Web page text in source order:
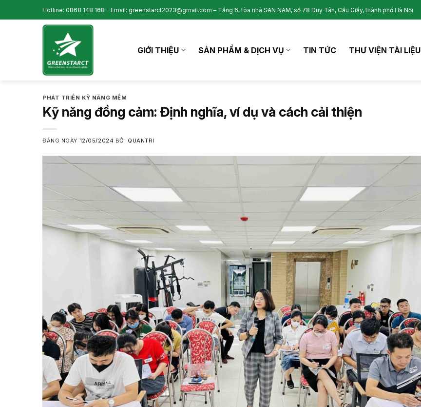
to
Hotline: 0868 148 168 – Email: greenstarct2023@gmail.com – Tầng 6, tòa nhà SAN NAM, số 78 Duy Tân, Cầu Giấy, thành phố Hà Nội
GIỚI THIỆU SẢN PHẨM & DỊCH VỤ TIN TỨC THƯ VIỆN TÀI LIỆU
PHÁT TRIỂN KỸ NĂNG MỀM
Kỹ năng đồng cảm: Định nghĩa, ví dụ và cách cải thiện
ĐĂNG NGÀY 12/05/2024 BỞI QUANTRI